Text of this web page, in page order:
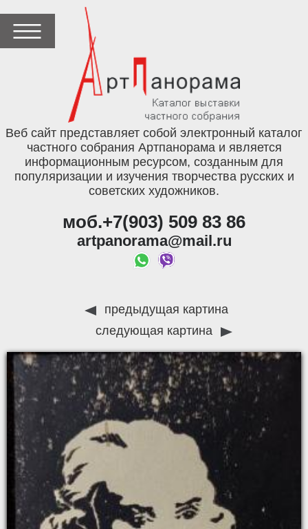
Веб сайт представляет собой электронный каталог
частного собрания Артпанорама и является
информационным ресурсом, созданным для
популяризации и изучения творчества русских и
советских художников.
моб.+7(903) 509 83 86
artpanorama@mail.ru
предыдущая картина
следующая картина